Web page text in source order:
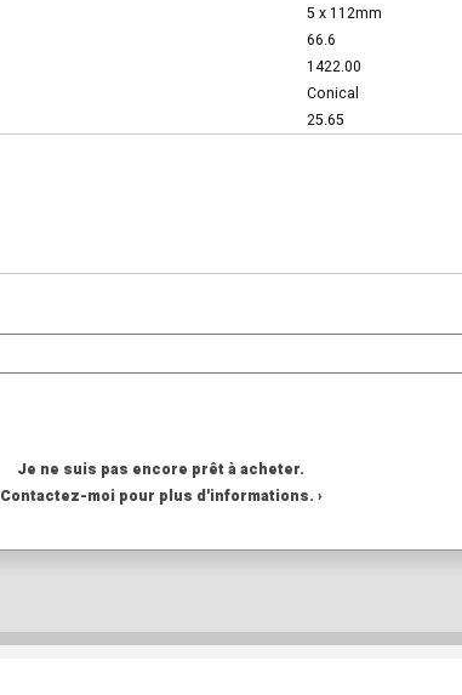
5 x 112mm
66.6
1422.00
Conical
25.65
Je ne suis pas encore prêt à acheter.
Contactez-moi pour plus d'informations. ›